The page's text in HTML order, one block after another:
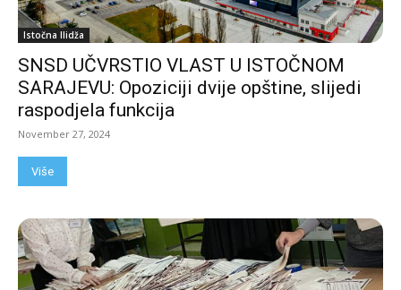
Istočna Ilidža
SNSD UČVRSTIO VLAST U ISTOČNOM
SARAJEVU: Opoziciji dvije opštine, slijedi
raspodjela funkcija
November 27, 2024
Više